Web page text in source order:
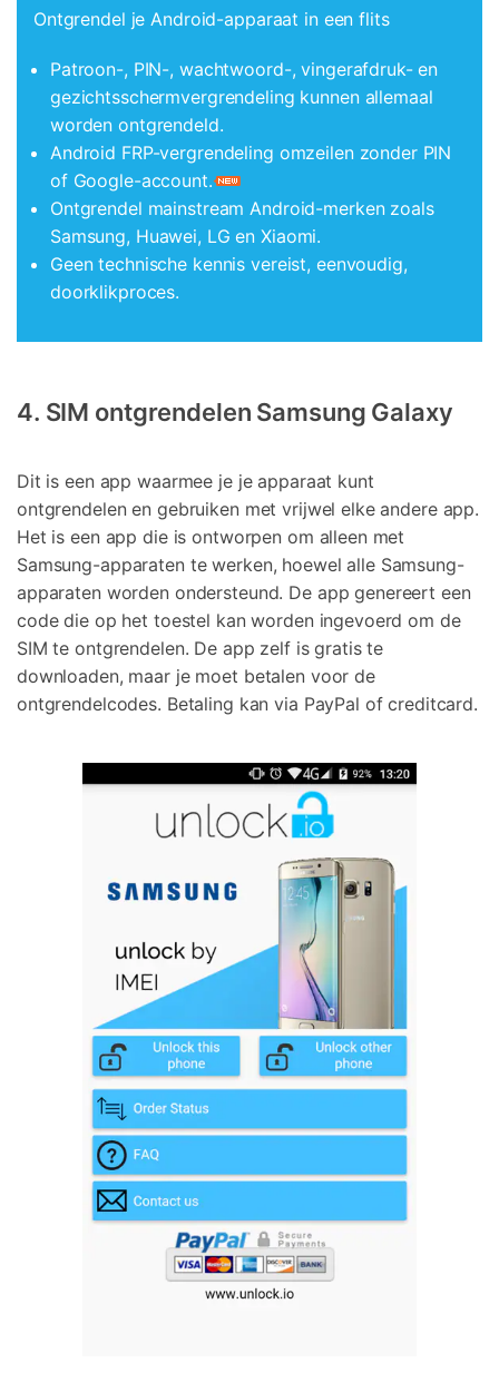
Ontgrendel je Android-apparaat in een flits
Patroon-, PIN-, wachtwoord-, vingerafdruk- en
gezichtsschermvergrendeling kunnen allemaal
worden ontgrendeld.
Android FRP-vergrendeling omzeilen zonder PIN
of Google-account.
Ontgrendel mainstream Android-merken zoals
Samsung, Huawei, LG en Xiaomi.
Geen technische kennis vereist, eenvoudig,
doorklikproces.
4. SIM ontgrendelen Samsung Galaxy
Dit is een app waarmee je je apparaat kunt
ontgrendelen en gebruiken met vrijwel elke andere app.
Het is een app die is ontworpen om alleen met
Samsung-apparaten te werken, hoewel alle Samsung-
apparaten worden ondersteund. De app genereert een
code die op het toestel kan worden ingevoerd om de
SIM te ontgrendelen. De app zelf is gratis te
downloaden, maar je moet betalen voor de
ontgrendelcodes. Betaling kan via PayPal of creditcard.